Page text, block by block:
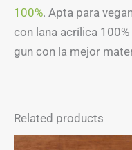
100%. Apta para
con lana acrílica
gun con la mejor
Related products
Original